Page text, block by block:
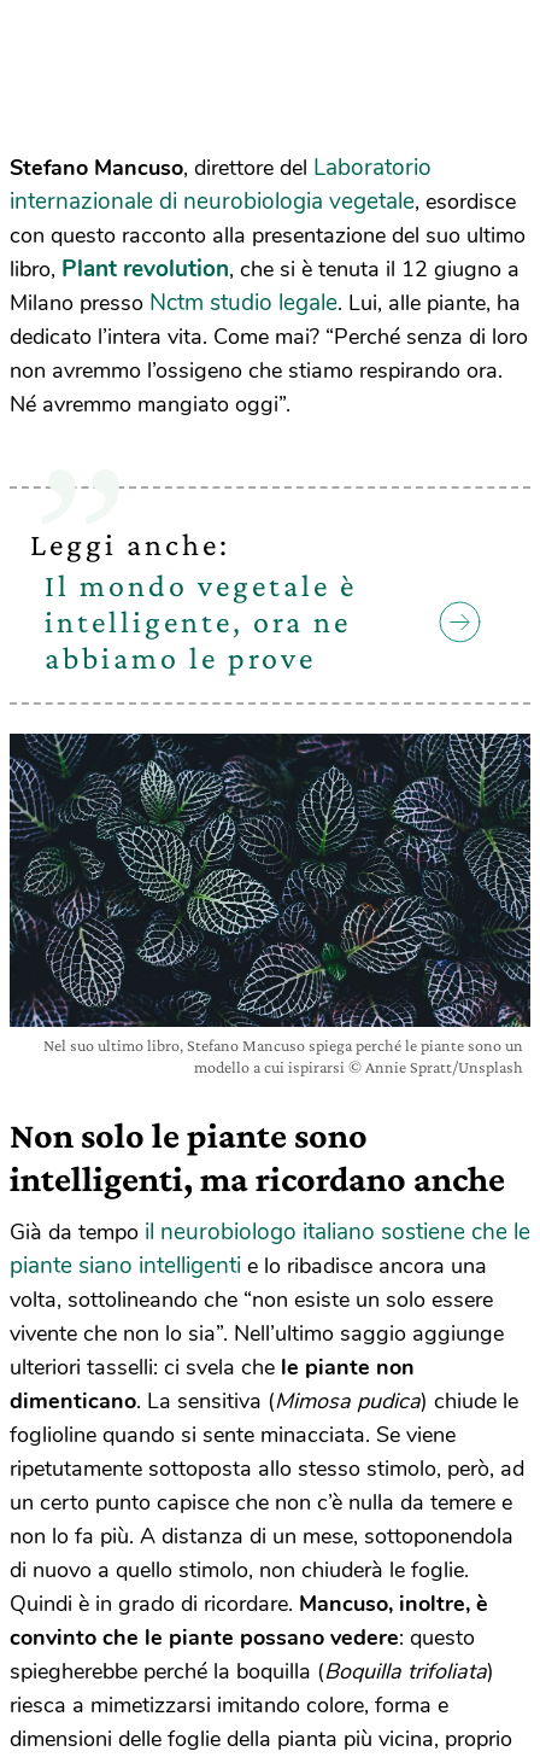
Stefano Mancuso, direttore del Laboratorio
internazionale di neurobiologia vegetale, esordisce
con questo racconto alla presentazione del suo ultimo
libro, Plant revolution, che si è tenuta il 12 giugno a
Milano presso Nctm studio legale. Lui, alle piante, ha
dedicato l’intera vita. Come mai? “Perché senza di loro
non avremmo l’ossigeno che stiamo respirando ora.
Né avremmo mangiato oggi”.
Leggi anche:
Il mondo vegetale è
intelligente, ora ne
abbiamo le prove
Nel suo ultimo libro, Stefano Mancuso spiega perché le piante sono un
modello a cui ispirarsi © Annie Spratt/Unsplash
Non solo le piante sono
intelligenti, ma ricordano anche
Già da tempo il neurobiologo italiano sostiene che le
piante siano intelligenti e lo ribadisce ancora una
volta, sottolineando che “non esiste un solo essere
vivente che non lo sia”. Nell’ultimo saggio aggiunge
ulteriori tasselli: ci svela che le piante non
dimenticano. La sensitiva (Mimosa pudica) chiude le
foglioline quando si sente minacciata. Se viene
ripetutamente sottoposta allo stesso stimolo, però, ad
un certo punto capisce che non c’è nulla da temere e
non lo fa più. A distanza di un mese, sottoponendola
di nuovo a quello stimolo, non chiuderà le foglie.
Quindi è in grado di ricordare. Mancuso, inoltre, è
convinto che le piante possano vedere: questo
spiegherebbe perché la boquilla (Boquilla trifoliata)
riesca a mimetizzarsi imitando colore, forma e
dimensioni delle foglie della pianta più vicina, proprio